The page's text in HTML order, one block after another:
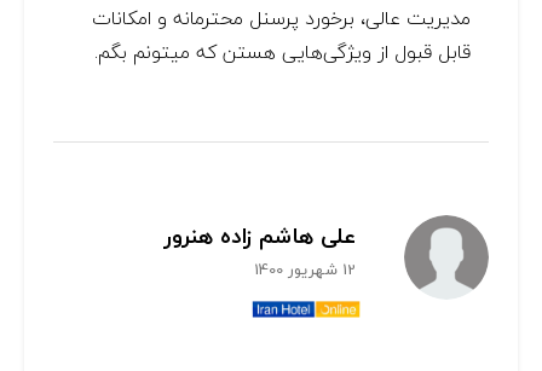
مدیریت عالی، برخورد پرسنل محترمانه و امکانات
قابل قبول از ویژگی‌هایی هستن که میتونم بگم.
علی هاشم زاده هنرور
12 شهریور 1400